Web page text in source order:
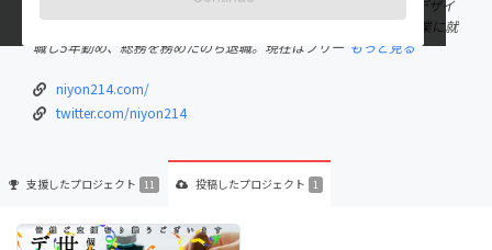
動物やミドルエイジの男女を描くのが得意なイラストレイター兼デザイ
ナー。最近はシーリングスタンプ事業で注目を浴びている。 小売業に就
職し5年勤め、総務を務めたのち退職。現在はフリー もっと見る
niyon214.com/
twitter.com/niyon214
支援したプロジェクト 11 投稿したプロジェクト 1